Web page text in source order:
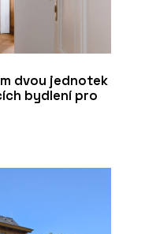
dvou jednotek
bydlení pro